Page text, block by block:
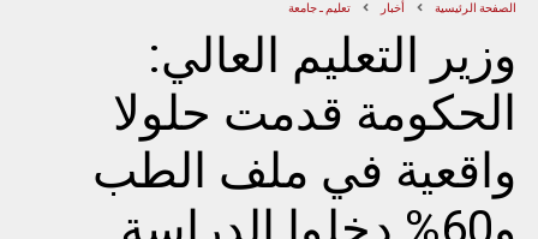
الصفحة الرئيسية أخبار تعليم ـ جامعة
وزير التعليم العالي:
الحكومة قدمت حلولا
واقعية في ملف الطب